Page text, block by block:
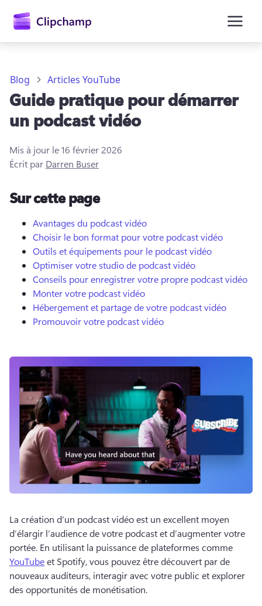
principal
Blog Articles YouTube
Guide pratique pour démarrer
un podcast vidéo
Mis à jour le16 février 2026
Écrit par Darren Buser
Sur cette page
Avantages du podcast vidéo
Choisir le bon format pour votre podcast vidéo
Outils et équipements pour le podcast vidéo
Optimiser votre studio de podcast vidéo
Conseils pour enregistrer votre propre podcast vidéo
Monter votre podcast vidéo
Hébergement et partage de votre podcast vidéo
Promouvoir votre podcast vidéo
La création d’un podcast vidéo est un excellent moyen
d’élargir l’audience de votre podcast et d’augmenter votre
portée. En utilisant la puissance de plateformes comme
YouTube et Spotify, vous pouvez être découvert par de
nouveaux auditeurs, interagir avec votre public et explorer
des opportunités de monétisation.